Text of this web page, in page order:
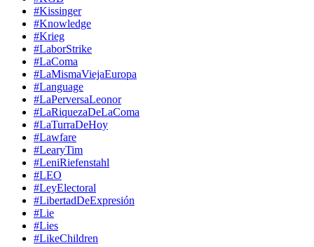
#Kissinger
#Knowledge
#Krieg
#LaborStrike
#LaComa
#LaMismaViejaEuropa
#Language
#LaPerversaLeonor
#LaRiquezaDeLaComa
#LaTurraDeHoy
#Lawfare
#LearyTim
#LeniRiefenstahl
#LEO
#LeyElectoral
#LibertadDeExpresión
#Lie
#Lies
#LikeChildren